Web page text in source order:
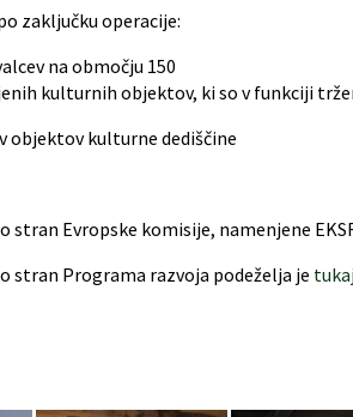
zaključku operacije:
na območju 150
kulturnih objektov, ki so v funkciji
objektov kulturne dediščine
stran Evropske komisije, namenjene
stran Programa razvoja podeželja je tukaj